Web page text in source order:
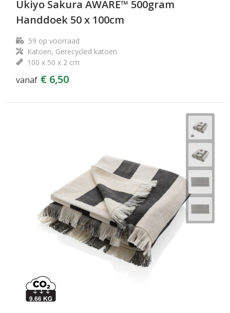
Ukiyo Sakura AWARE™ 500gram
Handdoek 50 x 100cm
59 op voorraad
Katoen, Gerecycled katoen
100 x 50 x 2 cm
vanaf € 6,50